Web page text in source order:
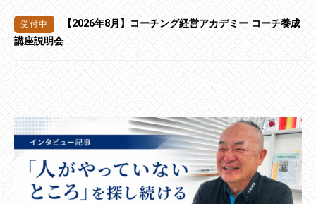
【2026年8月】コーチング経営アカデミー コーチ養成
講座説明会